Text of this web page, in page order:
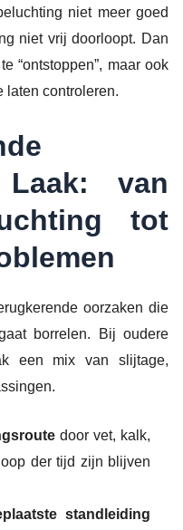
niet meer goed
niet vrij doorloopt. Dan
“ontstoppen”, maar ook
laten controleren.
van
tot
oorzaken die
borrelen. Bij oudere
een mix van slijtage,
door vet, kalk,
der tijd zijn blijven
standleiding